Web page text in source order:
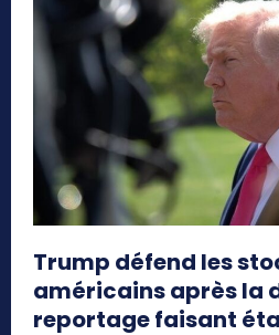
Trump défend les
américains après la
reportage faisant